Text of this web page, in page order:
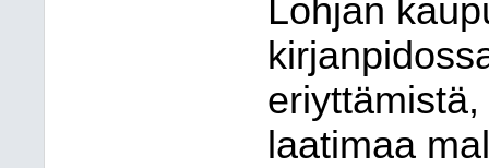
Lohjan
laatimaa